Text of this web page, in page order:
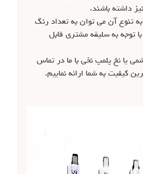
داشته باشند.
تنوع آن می توان به تعداد رنگ
توجه به سلیقه مشتری قابل
یا نخ پلمپ نخی با ما در تماس
کیفیت به شما ارائه نماییم.